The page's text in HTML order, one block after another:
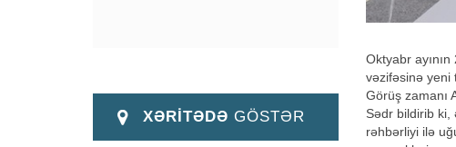
Oktyabr
vəzifəsinə yeni
Görüş zamanı
Sədr bildirib ki,
rəhbərliyi ilə
XƏRİTƏDƏ GÖSTƏR